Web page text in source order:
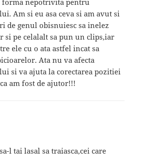
Am si eu asa ceva si am avut si
de genul obisnuiesc sa inelez
si pe celalalt sa pun un clips,iar
ele cu o ata astfel incat sa
Ata nu va afecta
si va ajuta la corectarea pozitiei
am fost de ajutor!!!
l tai lasal sa traiasca,cei care